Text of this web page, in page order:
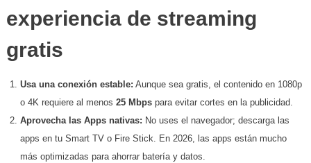
experiencia de streaming
gratis
Usa una conexión estable: Aunque sea gratis, el contenido en 1080p
o 4K requiere al menos 25 Mbpspara evitar cortes en la publicidad.
Aprovecha las Apps nativas: No uses el navegador; descarga las
apps en tu Smart TV o Fire Stick. En 2026, las apps están mucho
más optimizadas para ahorrar batería y datos.